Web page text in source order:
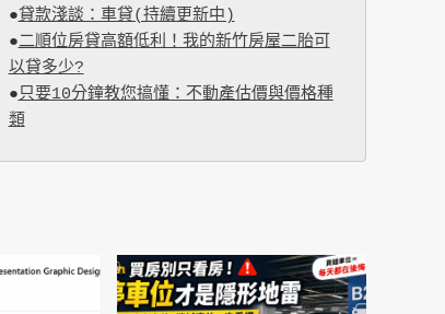
●貸款淺談：車貸(持續更新中)
●二順位房貸高額低利！我的新竹房屋二胎可
以貸多少?
●只要10分鐘教您搞懂：不動產估價與價格種
類